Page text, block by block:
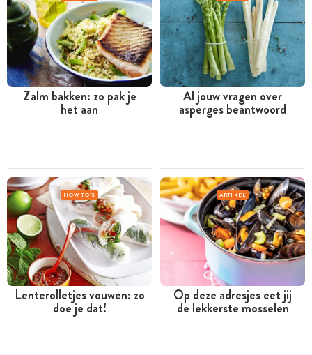
Zalm bakken: zo pak je
het aan
Al jouw vragen over
asperges beantwoord
HOW TO'S
Lenterolletjes vouwen: zo
doe je dat!
ARTIKEL
Op deze adresjes eet jij
de lekkerste mosselen